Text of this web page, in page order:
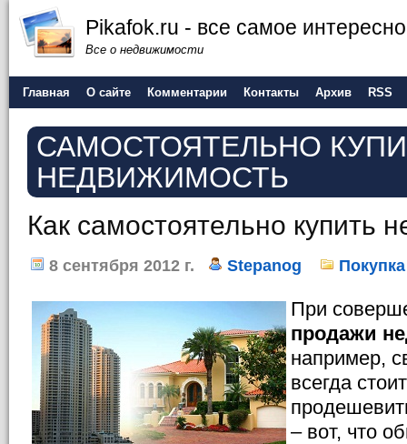
Pikafok.ru - все самое
Все о недвижимости
Главная О сайте Комментарии Контакты Архив RSS
САМОСТОЯТЕЛЬНО
НЕДВИЖИМОСТЬ
Как самостоятельно купить
8 сентября 2012 г. Stepanog Покупка
При
продажи
например,
всегда
– вот, что